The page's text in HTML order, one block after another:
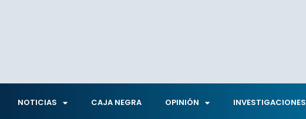
NOTICIAS CAJA NEGRA OPINIÓN INVESTIGACIONES